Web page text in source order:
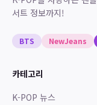
서트 정보까지!
BTS NewJeans
카테고리
K-POP 뉴스